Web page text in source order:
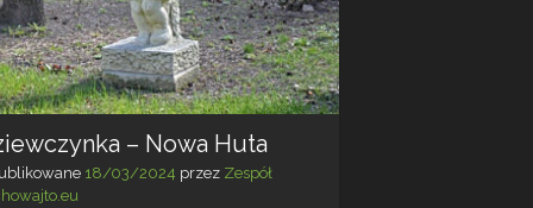
– Nowa Huta
18/03/2024 przez Zespół